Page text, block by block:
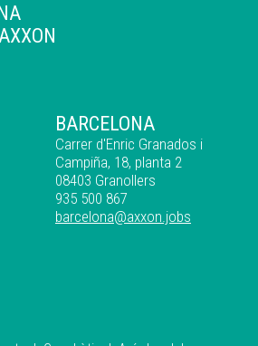
BARCELONA
Carrer d'Enric Granados i
Campiña, 18, planta 2
08403 Granollers
935 500 867
barcelona@axxon.jobs